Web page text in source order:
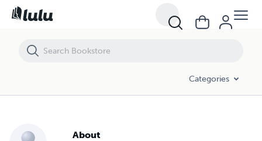
Categories
About